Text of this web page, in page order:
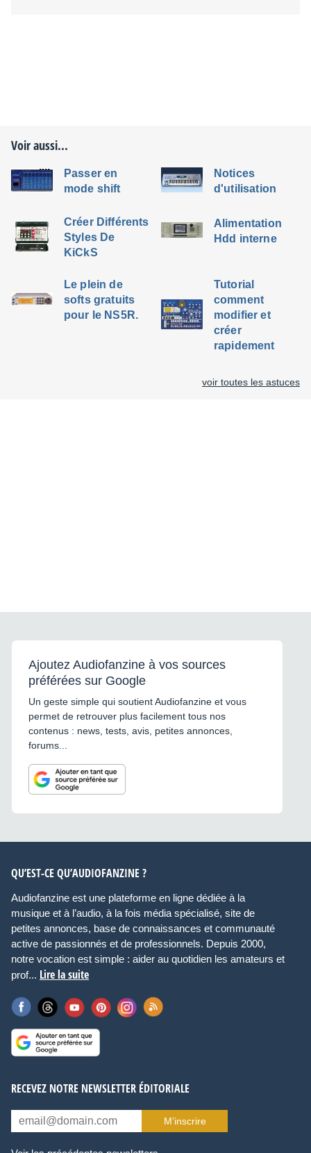
Voir aussi...
Passer en
mode shift
Notices
d'utilisation
Créer Différents
Styles De
KiCkS
Alimentation
Hdd interne
Le plein de
softs gratuits
pour le NS5R.
Tutorial
comment
modifier et
créer
rapidement
voir toutes les astuces
Ajoutez Audiofanzine à vos sources
préférées sur Google
Un geste simple qui soutient Audiofanzine et vous
permet de retrouver plus facilement tous nos
contenus : news, tests, avis, petites annonces,
forums...
QU’EST-CE QU’AUDIOFANZINE ?
Audiofanzine est une plateforme en ligne dédiée à la
musique et à l’audio, à la fois média spécialisé, site de
petites annonces, base de connaissances et communauté
active de passionnés et de professionnels. Depuis 2000,
notre vocation est simple : aider au quotidien les amateurs et
prof... Lire la suite
RECEVEZ NOTRE NEWSLETTER ÉDITORIALE
M’inscrire